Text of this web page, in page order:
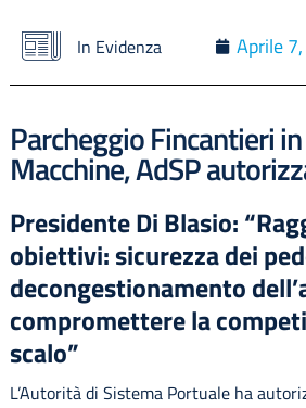
In Evidenza Aprile
Parcheggio Fincantieri
Macchine, AdSP
Presidente Di Blasio:
obiettivi: sicurezza dei
decongestionamento
compromettere la
scalo”
L’Autorità di Sistema Portuale ha